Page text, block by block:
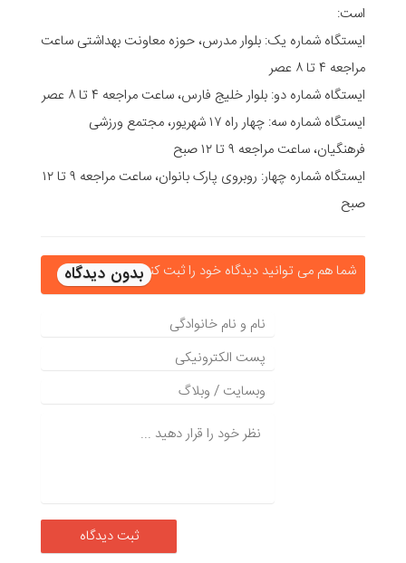
است:
ایستگاه شماره یک: بلوار مدرس، حوزه معاونت بهداشتی ساعت
مراجعه ۴ تا ۸ عصر
ایستگاه شماره دو: بلوار خلیج فارس، ساعت مراجعه ۴ تا ۸ عصر
ایستگاه شماره سه: چهار راه ۱۷ شهریور، مجتمع ورزشی
فرهنگیان، ساعت مراجعه ۹ تا ۱۲ صبح
ایستگاه شماره چهار: روبروی پارک بانوان، ساعت مراجعه ۹ تا ۱۲
صبح
شما هم می توانید دیدگاه خود را ثبت کنید